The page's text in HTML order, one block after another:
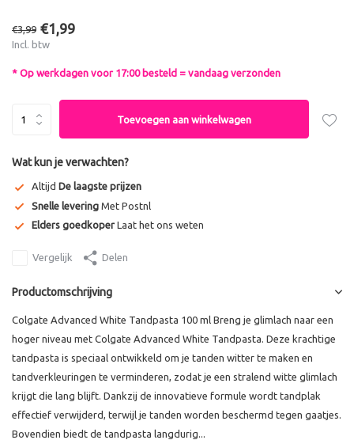
€3,99 €1,99
Incl. btw
* Op werkdagen voor 17:00 besteld = vandaag verzonden
Toevoegen aan winkelwagen
Wat kun je verwachten?
Altijd De laagste prijzen
Snelle levering Met Postnl
Elders goedkoper Laat het ons weten
Vergelijk Delen
Productomschrijving
Colgate Advanced White Tandpasta 100 ml Breng je glimlach naar een
hoger niveau met Colgate Advanced White Tandpasta. Deze krachtige
tandpasta is speciaal ontwikkeld om je tanden witter te maken en
tandverkleuringen te verminderen, zodat je een stralend witte glimlach
krijgt die lang blijft. Dankzij de innovatieve formule wordt tandplak
effectief verwijderd, terwijl je tanden worden beschermd tegen gaatjes.
Bovendien biedt de tandpasta langdurig...